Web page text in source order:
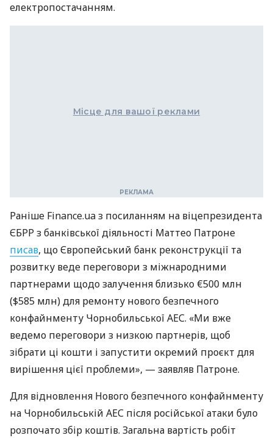
електропостачанням.
Місце для вашої реклами
Раніше Finance.ua з посиланням на віцепрезидента
ЄБРР з банківської діяльності Маттео Патроне
писав, що Європейський банк реконструкції та
розвитку веде переговори з міжнародними
партнерами щодо залучення близько €500 млн
($585 млн) для ремонту нового безпечного
конфайнменту Чорнобильської АЕС. «Ми вже
ведемо переговори з низкою партнерів, щоб
зібрати ці кошти і запустити окремий проєкт для
вирішення цієї проблеми», — заявляв Патроне.
Для відновлення Нового безпечного конфайнменту
на Чорнобильській АЕС після російської атаки було
розпочато збір коштів. Загальна вартість робіт